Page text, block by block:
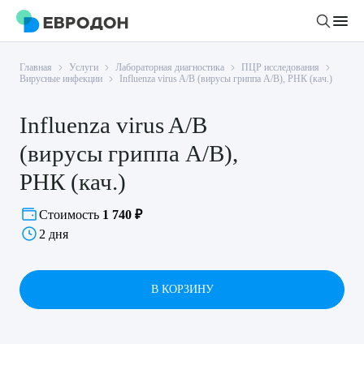
Личный кабинет
О компании
Новости
Статьи
Руководство клиники
Вакансии
Правовая информация
Политика конфиденциальности
Врачи
Услуги и цены
Направления
Инструментальная диагностика
Подготовка к анализам
Подготовка к диагностике
Акции
Главная Услуги Лабораторная диагностика
ПЦР исследования
Вирусные инфекции
Influenza virus A/B (вирусы гриппа А/В), РНК (кач.)
Influenza virus A/B
(вирусы гриппа А/В),
РНК (кач.)
Стоимость 1 740 ₽
2 дня
В КОРЗИНУ